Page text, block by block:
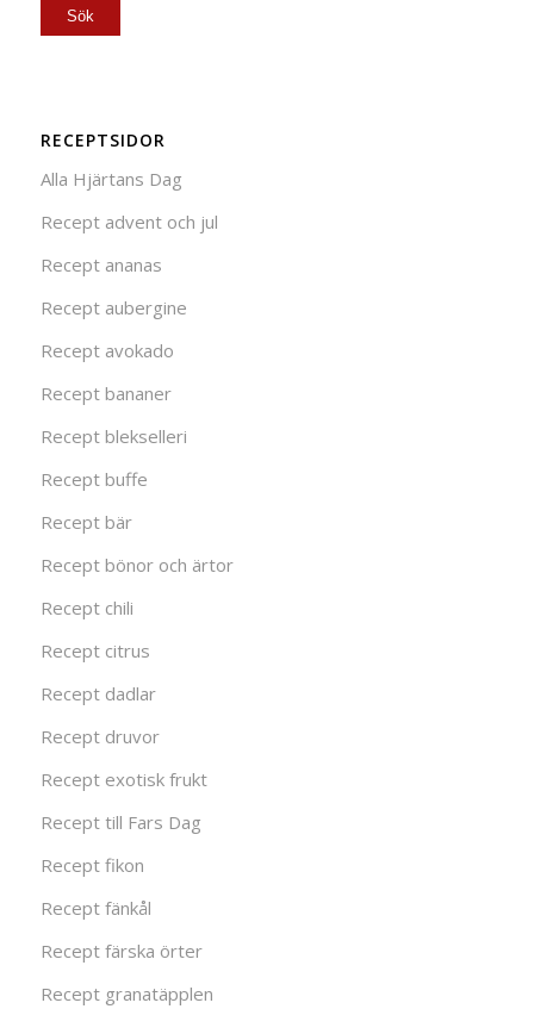
RECEPTSIDOR
Alla Hjärtans Dag
Recept advent och jul
Recept ananas
Recept aubergine
Recept avokado
Recept bananer
Recept blekselleri
Recept buffe
Recept bär
Recept bönor och ärtor
Recept chili
Recept citrus
Recept dadlar
Recept druvor
Recept exotisk frukt
Recept till Fars Dag
Recept fikon
Recept fänkål
Recept färska örter
Recept granatäpplen